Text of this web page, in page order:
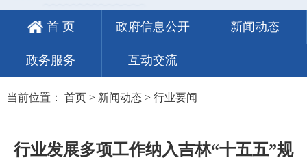
首 页 政府信息公开 新闻动态
政务服务 互动交流
当前位置： 首页 > 新闻动态 > 行业要闻
行业发展多项工作纳入吉林“十五五”规